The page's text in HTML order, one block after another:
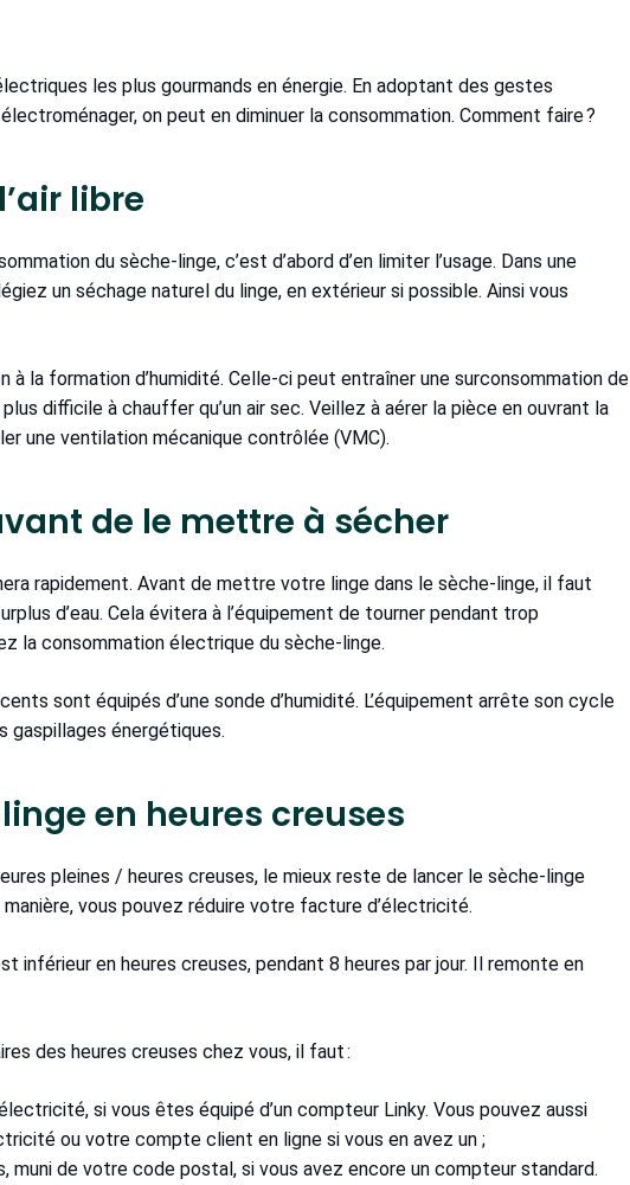
les plus gourmands en énergie. En adoptant des gestes
on peut en diminuer la consommation. Comment faire ?
libre
du sèche-linge, c’est d’abord d’en limiter l’usage. Dans une
un séchage naturel du linge, en extérieur si possible. Ainsi vous
à la formation d’humidité. Celle-ci peut entraîner une surconsommation de
difficile à chauffer qu’un air sec. Veillez à aérer la pièce en ouvrant la
une ventilation mécanique contrôlée (VMC).
de le mettre à sécher
rapidement. Avant de mettre votre linge dans le sèche-linge, il faut
d’eau. Cela évitera à l’équipement de tourner pendant trop
la consommation électrique du sèche-linge.
sont équipés d’une sonde d’humidité. L’équipement arrête son cycle
gaspillages énergétiques.
en heures creuses
pleines / heures creuses, le mieux reste de lancer le sèche-linge
vous pouvez réduire votre facture d’électricité.
inférieur en heures creuses, pendant 8 heures par jour. Il remonte en
des heures creuses chez vous, il faut :
si vous êtes équipé d’un compteur Linky. Vous pouvez aussi
ou votre compte client en ligne si vous en avez un ;
muni de votre code postal, si vous avez encore un compteur standard.